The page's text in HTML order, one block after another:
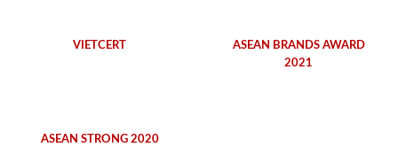
VIETCERT
ASEAN BRANDS AWARD
2021
ASEAN STRONG 2020